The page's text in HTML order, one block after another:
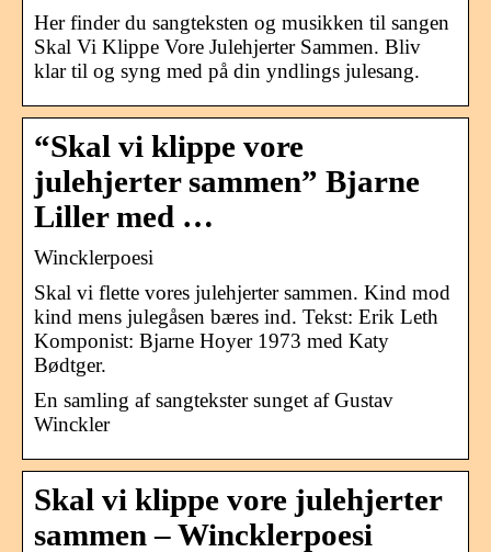
Her finder du sangteksten og musikken til sangen
Skal Vi Klippe Vore Julehjerter Sammen. Bliv
klar til og syng med på din yndlings julesang.
“Skal vi klippe vore
julehjerter sammen” Bjarne
Liller med …
Wincklerpoesi
Skal vi flette vores julehjerter sammen. Kind mod
kind mens julegåsen bæres ind. Tekst: Erik Leth
Komponist: Bjarne Hoyer 1973 med Katy
Bødtger.
En samling af sangtekster sunget af Gustav
Winckler
Skal vi klippe vore julehjerter
sammen – Wincklerpoesi